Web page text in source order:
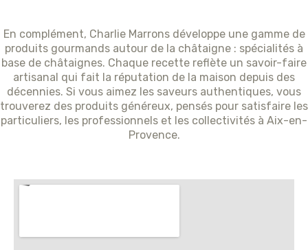
En complément, Charlie Marrons développe une gamme de
produits gourmands autour de la châtaigne : spécialités à
base de châtaignes. Chaque recette reflète un savoir-faire
artisanal qui fait la réputation de la maison depuis des
décennies. Si vous aimez les saveurs authentiques, vous
trouverez des produits généreux, pensés pour satisfaire les
particuliers, les professionnels et les collectivités à Aix-en-
Provence.